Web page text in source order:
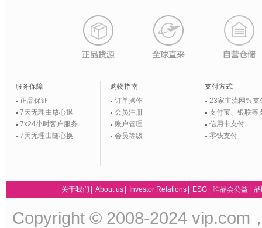
服务保障
正品保证
7天无理由放心退
7x24小时客户服务
7天无理由随心换
购物指南
订单操作
会员注册
账户管理
会员等级
支付方式
23家主流网银支
支付宝、银联等
信用卡支付
零钱支付
关于我们 About us Investor Relations ESG 唯品会公益 品
Copyright © 2008-2024 vip.com